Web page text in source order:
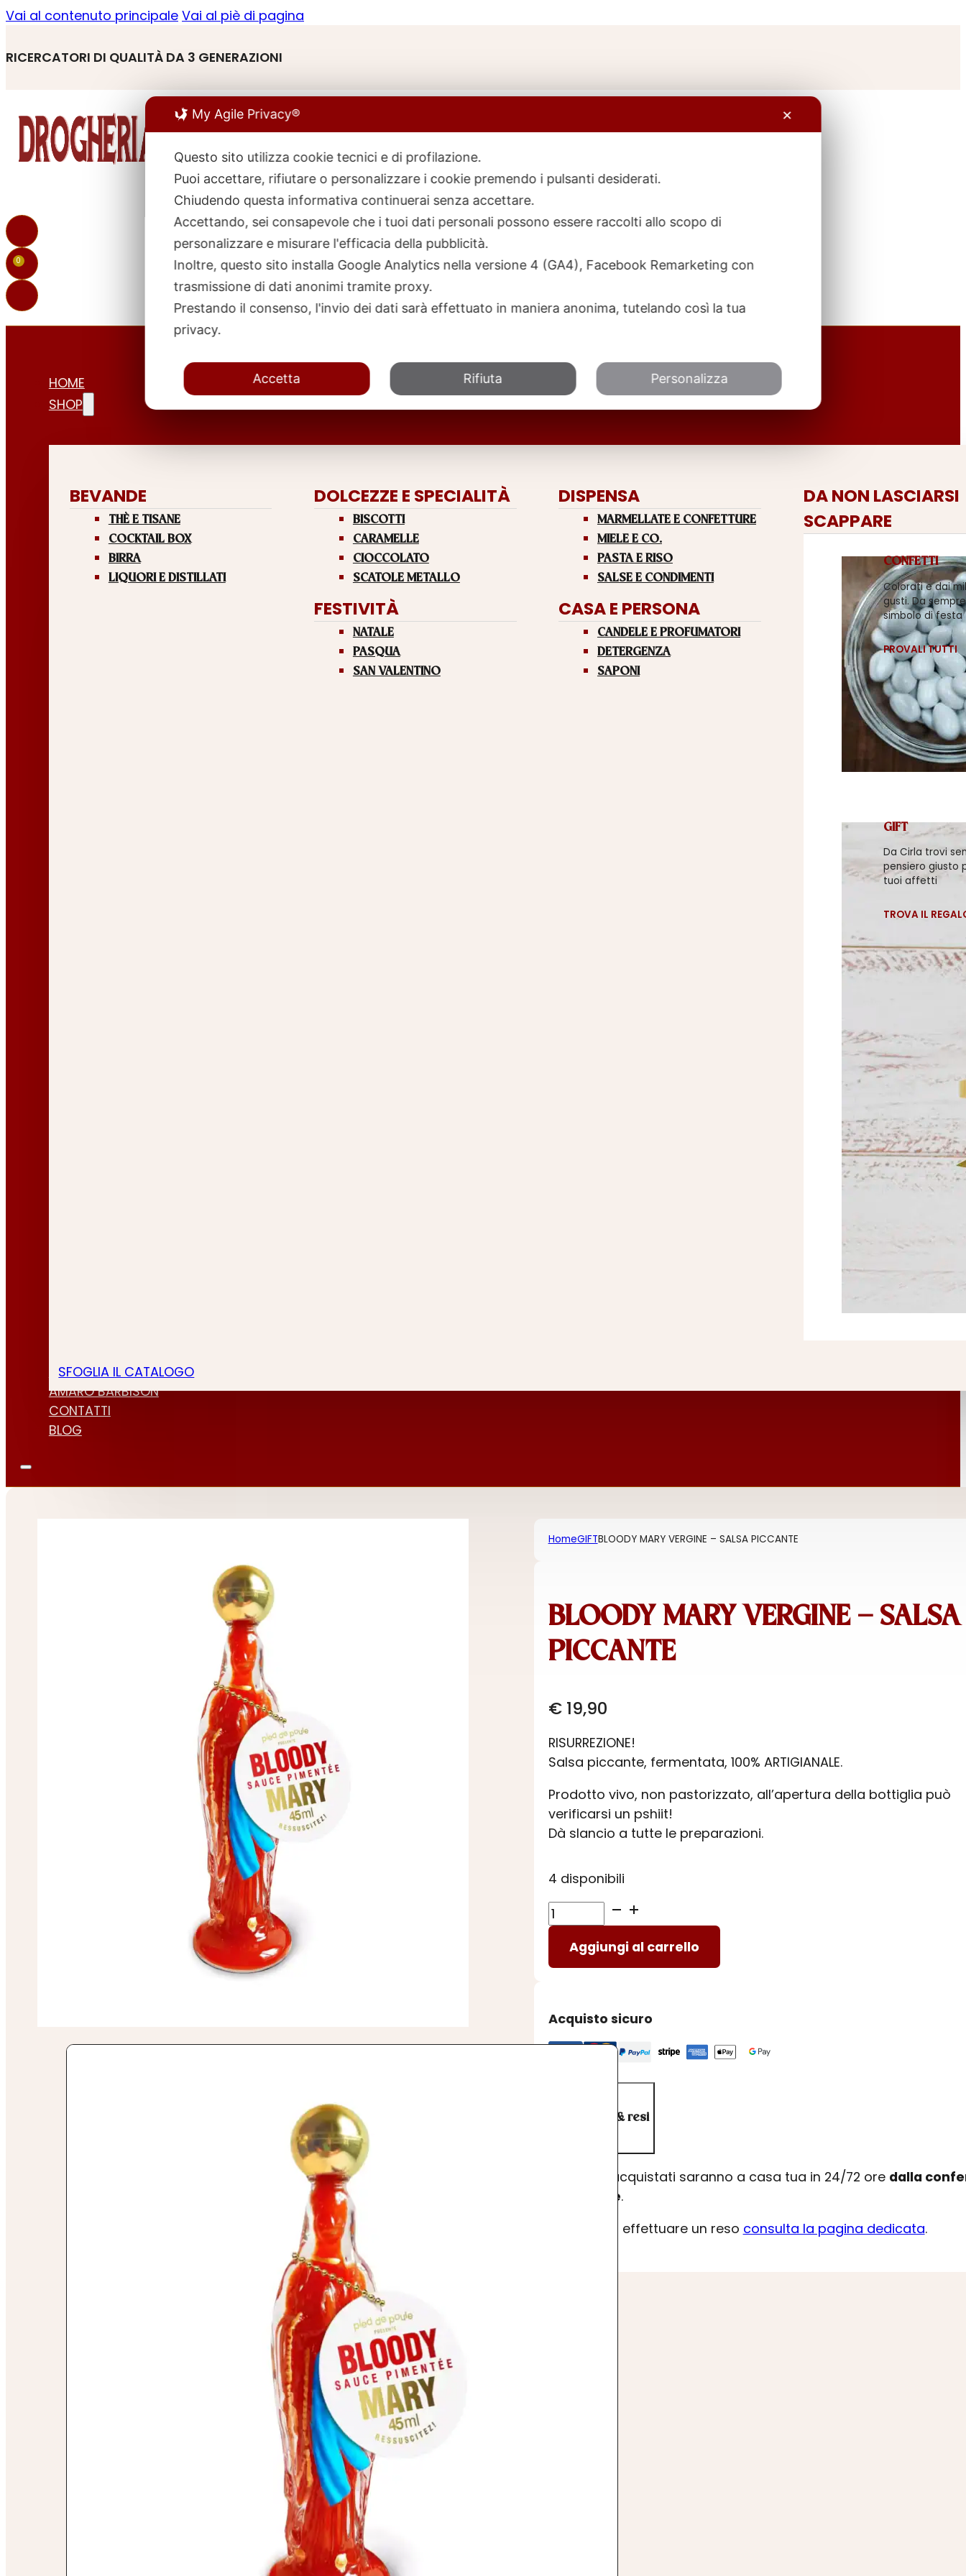
Vai al contenuto principale Vai al piè di pagina
RICERCATORI DI QUALITÀ DA 3 GENERAZIONI
Ricerca
prodotti
0
HOME
SHOP
BEVANDE
THÈ E TISANE
COCKTAIL BOX
BIRRA
LIQUORI E DISTILLATI
DOLCEZZE E SPECIALITÀ
BISCOTTI
CARAMELLE
CIOCCOLATO
SCATOLE METALLO
FESTIVITÀ
NATALE
PASQUA
SAN VALENTINO
DISPENSA
MARMELLATE E CONFETTURE
MIELE E CO.
PASTA E RISO
SALSE E CONDIMENTI
CASA E PERSONA
CANDELE E PROFUMATORI
DETERGENZA
SAPONI
DA NON LASCIARSI
SCAPPARE
CONFETTI
Colorati e dai
gusti. Da sempre
simbolo di festa
PROVALI TUTTI
GIFT
Da Cirla trovi
pensiero giusto
tuoi affetti
TROVA IL
SFOGLIA IL CATALOGO
CHI SIAMO
AMARO BARBISON
CONTATTI
BLOG
HomeGIFTBLOODY MARY VERGINE – SALSA PICCANTE
BLOODY MARY VERGINE – SALSA
PICCANTE
€19,90
RISURREZIONE!
Salsa piccante, fermentata, 100% ARTIGIANALE.
Prodotto vivo, non pastorizzato, all’apertura della bottiglia può
verificarsi un pshiit!
Dà slancio a tutte le preparazioni.
4 disponibili
BLOODY
MARY
VERGINE
-
quantità
Aggiungi al carrello
Acquisto sicuro
Spedizioni & resi
I prodotti acquistati saranno a casa tua in 24/72 ore dalla
dell’ordine.
Se desideri effettuare un reso consulta la pagina dedicata.
My Agile Privacy® ✕
Questo sito utilizza cookie tecnici e di profilazione.
Puoi accettare, rifiutare o personalizzare i cookie premendo i pulsanti desiderati.
Chiudendo questa informativa continuerai senza accettare.
Accettando, sei consapevole che i tuoi dati personali possono essere raccolti allo scopo di
personalizzare e misurare l'efficacia della pubblicità.
Inoltre, questo sito installa Google Analytics nella versione 4 (GA4), Facebook Remarketing con
trasmissione di dati anonimi tramite proxy.
Prestando il consenso, l'invio dei dati sarà effettuato in maniera anonima, tutelando così la tua
privacy.
Accetta Rifiuta Personalizza